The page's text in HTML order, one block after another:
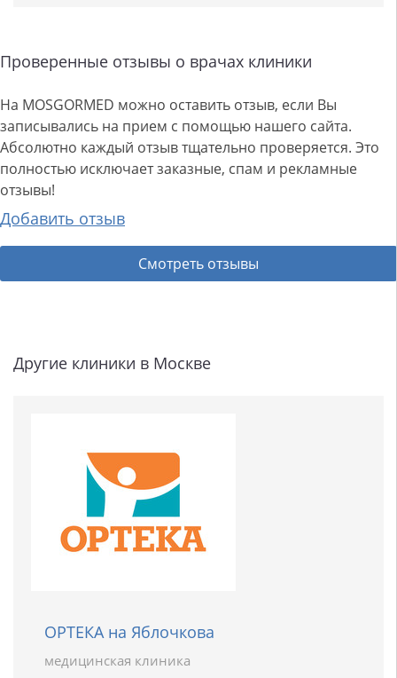
Проверенные отзывы о врачах клиники
На MOSGORMED можно оставить отзыв, если Вы
записывались на прием с помощью нашего сайта.
Абсолютно каждый отзыв тщательно проверяется. Это
полностью исключает заказные, спам и рекламные
отзывы!
Добавить отзыв
Смотреть отзывы
Другие клиники в Москве
ОРТЕКА на Яблочкова
медицинская клиника